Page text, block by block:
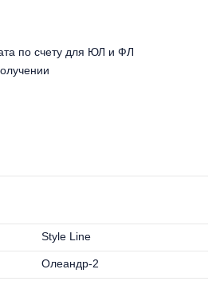
по счету для ЮЛ и ФЛ
Style Line
Олеандр-2